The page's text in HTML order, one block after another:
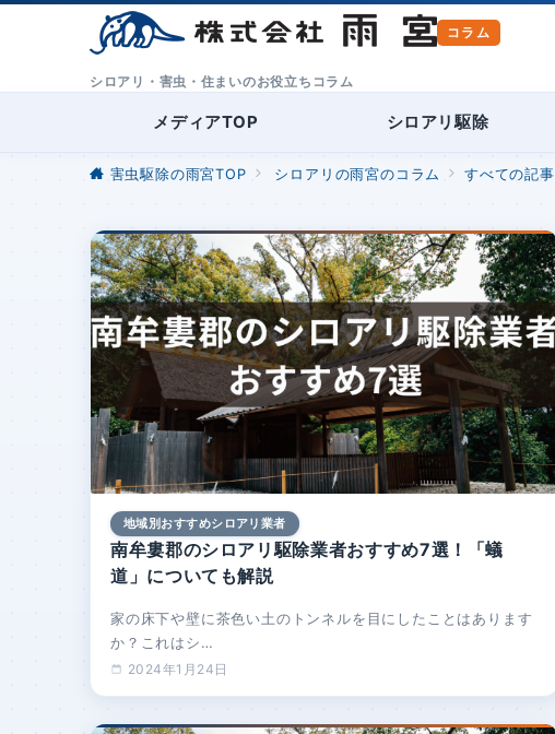
シロアリ・害虫・住まいのお役立ちコラム
メディアTOP シロアリ駆除
害虫駆除の雨宮TOP シロアリの雨宮のコラム すべての記事
地域別おすすめシロアリ業者
南牟婁郡のシロアリ駆除業者おすすめ7選！「蟻
道」についても解説
家の床下や壁に茶色い土のトンネルを目にしたことはあります
か？これはシ…
2024年1月24日